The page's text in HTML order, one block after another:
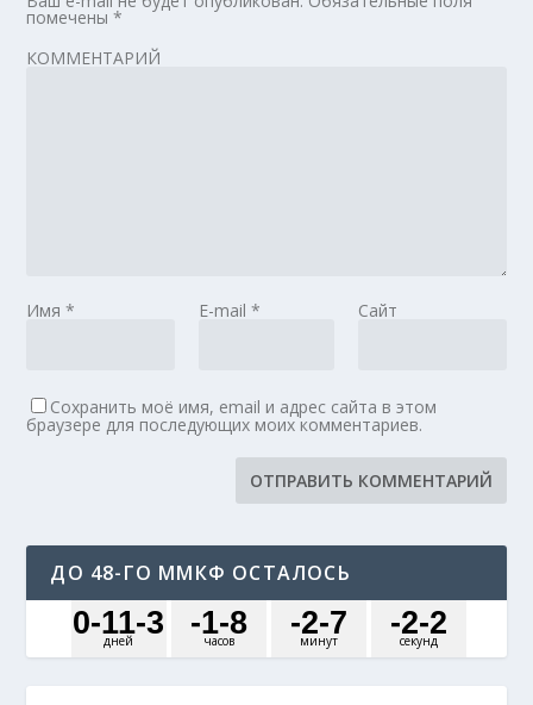
помечены*
КОММЕНТАРИЙ
Имя* E-mail * Сайт
Сохранить моё имя, email и адрес сайта в этом
браузере для последующих моих комментариев.
ДО 48-ГО ММКФ ОСТАЛОСЬ
дней
0-11-3 часов
-1-8 минут
-2-7 секунд
-2-2